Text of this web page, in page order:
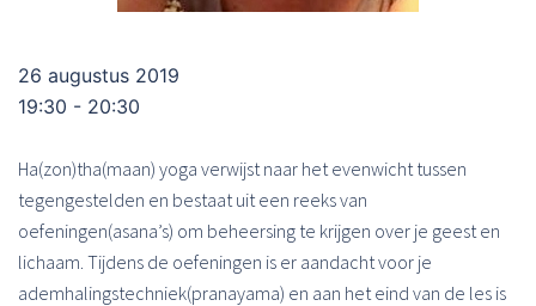
26 augustus 2019
19:30 - 20:30
Ha(zon)tha(maan) yoga verwijst naar het evenwicht tussen
tegengestelden en bestaat uit een reeks van
oefeningen(asana’s) om beheersing te krijgen over je geest en
lichaam. Tijdens de oefeningen is er aandacht voor je
ademhalingstechniek(pranayama) en aan het eind van de les is